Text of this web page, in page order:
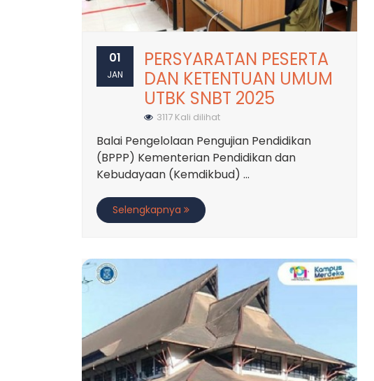
01
JAN
PERSYARATAN PESERTA
DAN KETENTUAN UMUM
UTBK SNBT 2025
3117 Kali dilihat
Balai Pengelolaan Pengujian Pendidikan
(BPPP) Kementerian Pendidikan dan
Kebudayaan (Kemdikbud) ...
Selengkapnya